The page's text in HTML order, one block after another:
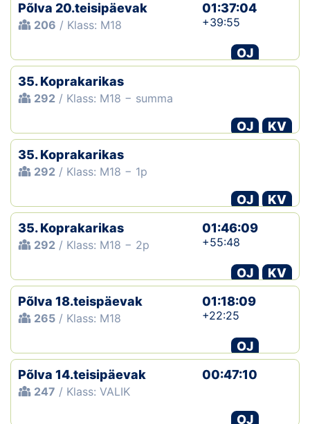
Põlva 20.teisipäevak
206 / Klass: M18
01:37:04
+39:55
OJ
35. Koprakarikas
292 / Klass: M18 − summa
OJ
KV
35. Koprakarikas
292 / Klass: M18 − 1p
OJ
KV
35. Koprakarikas
292 / Klass: M18 − 2p
01:46:09
+55:48
OJ
KV
Põlva 18.teispäevak
265 / Klass: M18
01:18:09
+22:25
OJ
Põlva 14.teisipäevak
247 / Klass: VALIK
00:47:10
OJ